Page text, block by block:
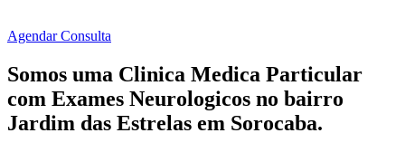
Agendar Consulta
Somos uma Clinica Medica Particular
com Exames Neurologicos no bairro
Jardim das Estrelas em Sorocaba.